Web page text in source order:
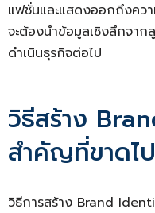
แฟชั่นและแสดงออกถึงคว
จะต้องนำข้อมูลเชิงลึกจาก
ดำเนินธุรกิจต่อไป
วิธีสร้าง
สำคัญที่ขาดไ
วิธีการสร้าง Brand